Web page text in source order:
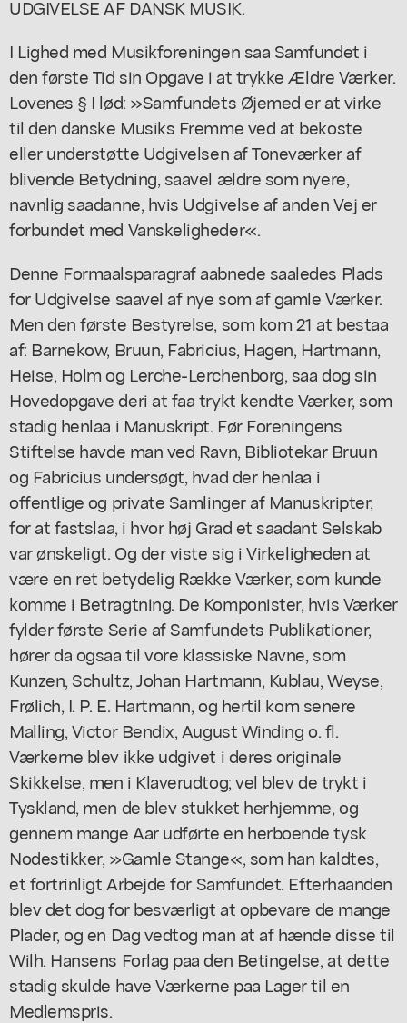
UDGIVELSE AF DANSK MUSIK.
I Lighed med Musikforeningen saa Samfundet i
den første Tid sin Opgave i at trykke Ældre Værker.
Lovenes § I lød: »Samfundets Øjemed er at virke
til den danske Musiks Fremme ved at bekoste
eller understøtte Udgivelsen af Toneværker af
blivende Betydning, saavel ældre som nyere,
navnlig saadanne, hvis Udgivelse af anden Vej er
forbundet med Vanskeligheder«.
Denne Formaalsparagraf aabnede saaledes Plads
for Udgivelse saavel af nye som af gamle Værker.
Men den første Bestyrelse, som kom 21 at bestaa
af: Barnekow, Bruun, Fabricius, Hagen, Hartmann,
Heise, Holm og Lerche-Lerchenborg, saa dog sin
Hovedopgave deri at faa trykt kendte Værker, som
stadig henlaa i Manuskript. Før Foreningens
Stiftelse havde man ved Ravn, Bibliotekar Bruun
og Fabricius undersøgt, hvad der henlaa i
offentlige og private Samlinger af Manuskripter,
for at fastslaa, i hvor høj Grad et saadant Selskab
var ønskeligt. Og der viste sig i Virkeligheden at
være en ret betydelig Række Værker, som kunde
komme i Betragtning. De Komponister, hvis Værker
fylder første Serie af Samfundets Publikationer,
hører da ogsaa til vore klassiske Navne, som
Kunzen, Schultz, Johan Hartmann, Kublau, Weyse,
Frølich, I. P. E. Hartmann, og hertil kom senere
Malling, Victor Bendix, August Winding o. fl.
Værkerne blev ikke udgivet i deres originale
Skikkelse, men i Klaverudtog; vel blev de trykt i
Tyskland, men de blev stukket herhjemme, og
gennem mange Aar udførte en herboende tysk
Nodestikker, »Gamle Stange«, som han kaldtes,
et fortrinligt Arbejde for Samfundet. Efterhaanden
blev det dog for besværligt at opbevare de mange
Plader, og en Dag vedtog man at af hænde disse til
Wilh. Hansens Forlag paa den Betingelse, at dette
stadig skulde have Værkerne paa Lager til en
Medlemspris.